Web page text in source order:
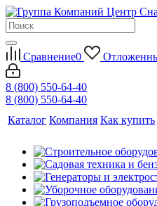
Сравнение0
8 (800) 550-64-40
8 (800) 550-64-40
Каталог Компания Как купить